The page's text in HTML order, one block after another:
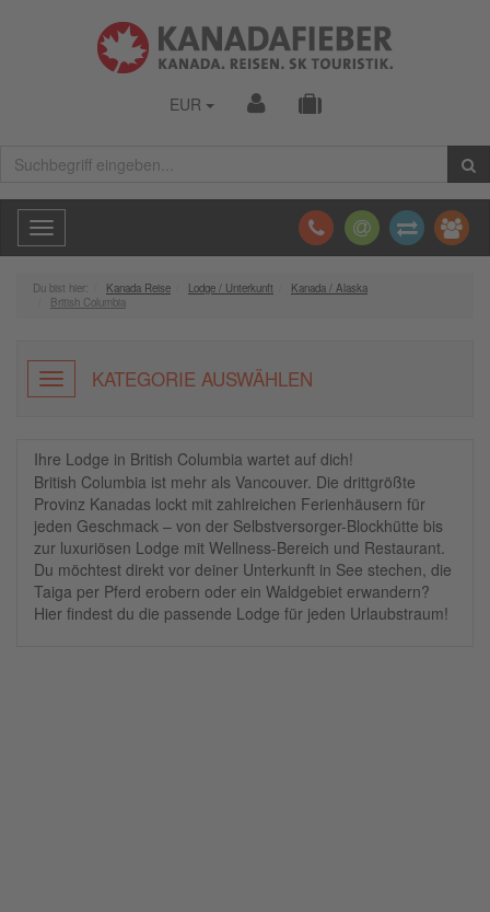
EUR
Toggle
navigation
Du bist hier: Kanada Reise Lodge / Unterkunft
Kanada / Alaska
British Columbia
KATEGORIE AUSWÄHLEN
Ihre Lodge in British Columbia wartet auf dich!
British Columbia ist mehr als Vancouver. Die drittgrößte
Provinz Kanadas lockt mit zahlreichen Ferienhäusern für
jeden Geschmack – von der Selbstversorger-Blockhütte bis
zur luxuriösen Lodge mit Wellness-Bereich und Restaurant.
Du möchtest direkt vor deiner Unterkunft in See stechen, die
Taiga per Pferd erobern oder ein Waldgebiet erwandern?
Hier findest du die passende Lodge für jeden Urlaubstraum!